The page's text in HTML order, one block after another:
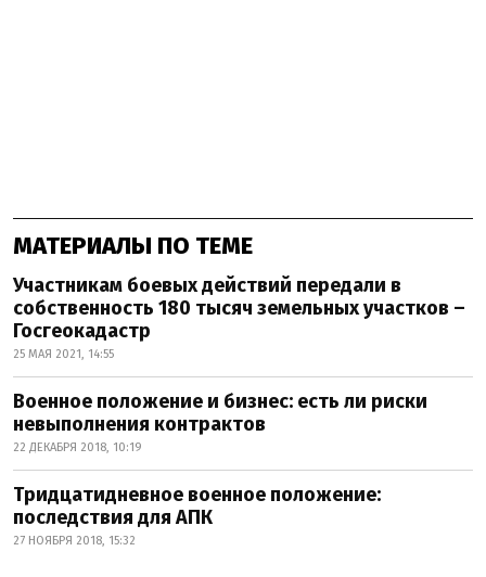
МАТЕРИАЛЫ ПО ТЕМЕ
Участникам боевых действий передали в
собственность 180 тысяч земельных участков –
Госгеокадастр
25 МАЯ 2021, 14:55
Военное положение и бизнес: есть ли риски
невыполнения контрактов
22 ДЕКАБРЯ 2018, 10:19
Тридцатидневное военное положение:
последствия для АПК
27 НОЯБРЯ 2018, 15:32